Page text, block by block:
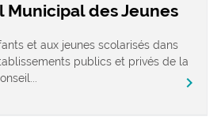
Municipal des Jeunes
et aux jeunes scolarisés dans
publics et privés de la
chevron_right